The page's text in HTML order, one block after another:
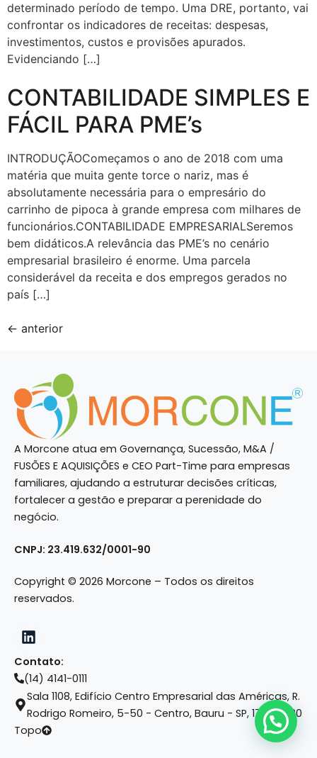
determinado período de tempo. Uma DRE, portanto, vai
confrontar os indicadores de receitas: despesas,
investimentos, custos e provisões apurados.
Evidenciando […]
CONTABILIDADE SIMPLES E
FÁCIL PARA PME’s
INTRODUÇÃOComeçamos o ano de 2018 com uma
matéria que muita gente torce o nariz, mas é
absolutamente necessária para o empresário do
carrinho de pipoca à grande empresa com milhares de
funcionários.CONTABILIDADE EMPRESARIALSeremos
bem didáticos.A relevância das PME’s no cenário
empresarial brasileiro é enorme. Uma parcela
considerável da receita e dos empregos gerados no
país […]
← anterior
A Morcone atua em Governança, Sucessão, M&A /
FUSÕES E AQUISIÇÕES e CEO Part-Time para empresas
familiares, ajudando a estruturar decisões críticas,
fortalecer a gestão e preparar a perenidade do
negócio.
CNPJ: 23.419.632/0001-90
Copyright © 2026 Morcone – Todos os direitos
reservados.
Contato:
(14) 4141-0111
Sala 1108, Edifício Centro Empresarial das Américas, R.
Rodrigo Romeiro, 5-50 - Centro, Bauru - SP, 17015-420
Topo